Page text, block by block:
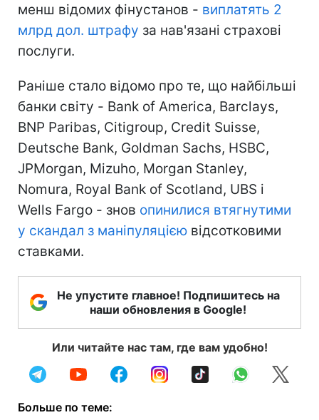
менш відомих фінустанов - виплатять 2
млрд дол. штрафу за нав'язані страхові
послуги.
Раніше стало відомо про те, що найбільші
банки світу - Bank of America, Barclays,
BNP Paribas, Citigroup, Credit Suisse,
Deutsche Bank, Goldman Sachs, HSBC,
JPMorgan, Mizuho, Morgan Stanley,
Nomura, Royal Bank of Scotland, UBS і
Wells Fargo - знов опинилися втягнутими
у скандал з маніпуляцією відсотковими
ставками.
Не упустите главное! Подпишитесь на
наши обновления в Google!
Или читайте нас там, где вам удобно!
Больше по теме: